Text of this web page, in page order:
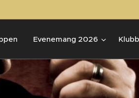
Evenemang 2026